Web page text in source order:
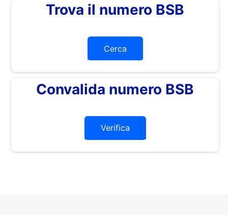
Trova il numero BSB
Cerca
Convalida numero BSB
Verifica